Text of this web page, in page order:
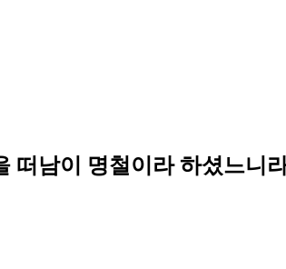
떠남이 명철이라 하셨느니